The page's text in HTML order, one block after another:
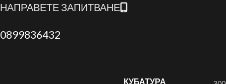
НАПРАВЕТЕ ЗАПИТВАНЕ
0899836432